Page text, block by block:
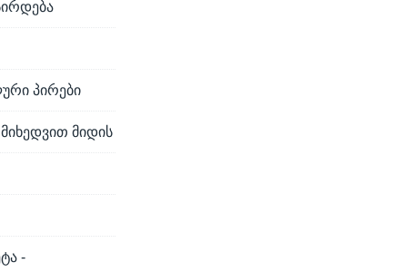
პირები
მიდის
-